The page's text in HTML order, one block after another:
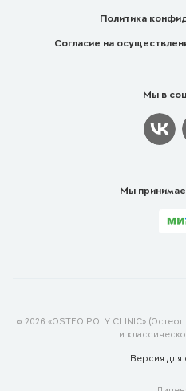
Политика
Согласие на
Мы в
Мы
© 2026 «OSTEO POLY CLINIC»
и
Версия для